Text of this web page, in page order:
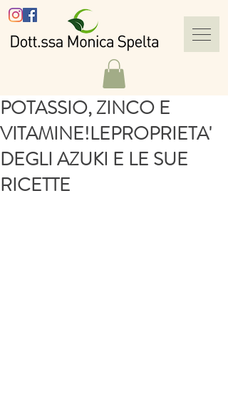
POTASSIO, ZINCO E
VITAMINE!LEPROPRIETA'
DEGLI AZUKI E LE SUE
RICETTE